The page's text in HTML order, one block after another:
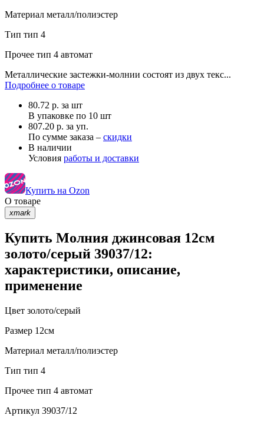
Материал металл/полиэстер
Тип тип 4
Прочее тип 4 автомат
Металлические застежки-молнии состоят из двух текс...
Подробнее о товаре
80.72 р. за шт
В упаковке по 10 шт
807.20 р. за уп.
По сумме заказа – скидки
В наличии
Условия работы и доставки
Купить на Ozon
О товаре
xmark
Купить Молния джинсовая 12см
золото/серый 39037/12:
характеристики, описание,
применение
Цвет золото/серый
Размер 12см
Материал металл/полиэстер
Тип тип 4
Прочее тип 4 автомат
Артикул 39037/12